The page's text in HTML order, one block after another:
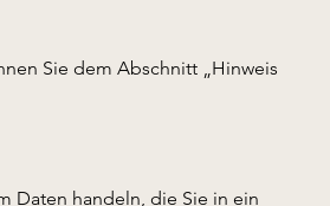
Sie dem Abschnitt „Hinweis
Daten handeln, die Sie in ein